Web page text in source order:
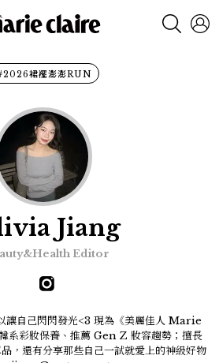
裙襬澎澎RUN
Jiang
Editor
讓自己閃閃發光<3 現為《美麗佳人 Marie
系彩妝保養、推薦 Gen Z 妝容趨勢；擅長
，還有分享那些自己一試就愛上的神級好物